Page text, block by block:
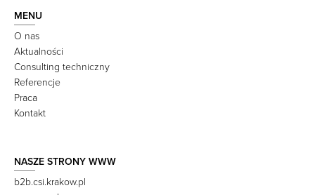
MENU
O nas
Aktualności
Consulting techniczny
Referencje
Praca
Kontakt
NASZE STRONY WWW
b2b.csi.krakow.pl